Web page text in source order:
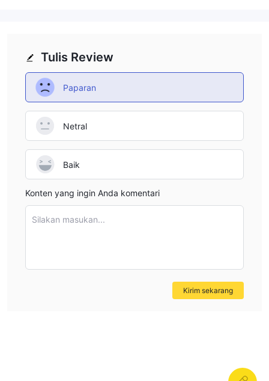
Tulis Review
Paparan
Netral
Baik
Konten yang ingin Anda komentari
Silakan masukan...
Kirim sekarang